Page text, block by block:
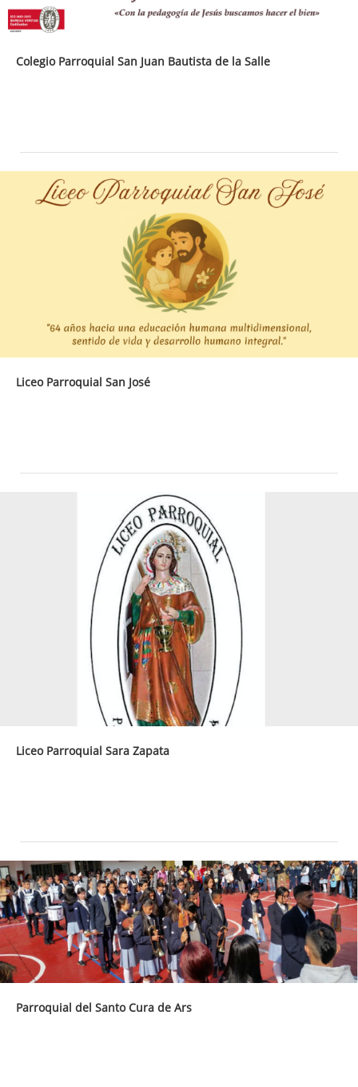
Colegio Parroquial San Juan Bautista de la Salle
Liceo Parroquial San José
Liceo Parroquial Sara Zapata
Parroquial del Santo Cura de Ars